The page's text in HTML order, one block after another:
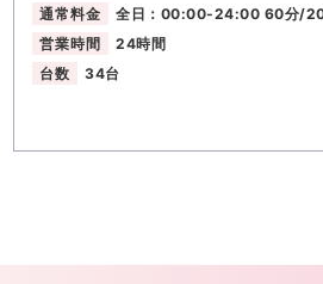
通常料金
全日：00:00-24:00 60分/
営業時間
24時間
台数
34台